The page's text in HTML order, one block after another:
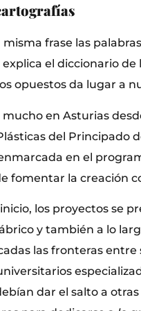
misma frase las
el diccionario
opuestos da lugar a
mucho en Asturias
del Principado
en el
fomentar la creación
los proyectos se
y también a lo
las fronteras entre
dar el salto a